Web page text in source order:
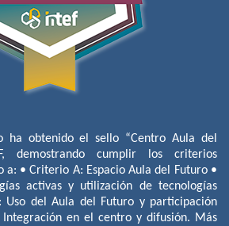
ha obtenido el sello “Centro Aula del
demostrando cumplir los criterios
a: • Criterio A: Espacio Aula del Futuro •
activas y utilización de tecnologías
del Aula del Futuro y participación
en el centro y difusión. Más